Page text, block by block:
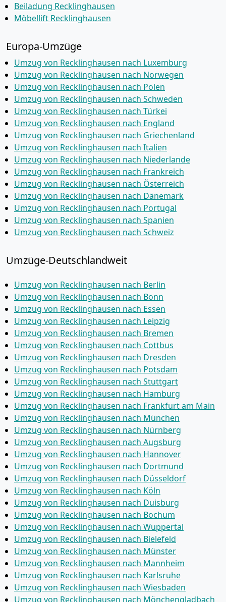
Beiladung Recklinghausen
Möbellift Recklinghausen
Europa-Umzüge
Umzug von Recklinghausen nach Luxemburg
Umzug von Recklinghausen nach Norwegen
Umzug von Recklinghausen nach Polen
Umzug von Recklinghausen nach Schweden
Umzug von Recklinghausen nach Türkei
Umzug von Recklinghausen nach England
Umzug von Recklinghausen nach Griechenland
Umzug von Recklinghausen nach Italien
Umzug von Recklinghausen nach Niederlande
Umzug von Recklinghausen nach Frankreich
Umzug von Recklinghausen nach Österreich
Umzug von Recklinghausen nach Dänemark
Umzug von Recklinghausen nach Portugal
Umzug von Recklinghausen nach Spanien
Umzug von Recklinghausen nach Schweiz
Umzüge-Deutschlandweit
Umzug von Recklinghausen nach Berlin
Umzug von Recklinghausen nach Bonn
Umzug von Recklinghausen nach Essen
Umzug von Recklinghausen nach Leipzig
Umzug von Recklinghausen nach Bremen
Umzug von Recklinghausen nach Cottbus
Umzug von Recklinghausen nach Dresden
Umzug von Recklinghausen nach Potsdam
Umzug von Recklinghausen nach Stuttgart
Umzug von Recklinghausen nach Hamburg
Umzug von Recklinghausen nach Frankfurt am Main
Umzug von Recklinghausen nach München
Umzug von Recklinghausen nach Nürnberg
Umzug von Recklinghausen nach Augsburg
Umzug von Recklinghausen nach Hannover
Umzug von Recklinghausen nach Dortmund
Umzug von Recklinghausen nach Düsseldorf
Umzug von Recklinghausen nach Köln
Umzug von Recklinghausen nach Duisburg
Umzug von Recklinghausen nach Bochum
Umzug von Recklinghausen nach Wuppertal
Umzug von Recklinghausen nach Bielefeld
Umzug von Recklinghausen nach Münster
Umzug von Recklinghausen nach Mannheim
Umzug von Recklinghausen nach Karlsruhe
Umzug von Recklinghausen nach Wiesbaden
Umzug von Recklinghausen nach Mönchen­gladbach